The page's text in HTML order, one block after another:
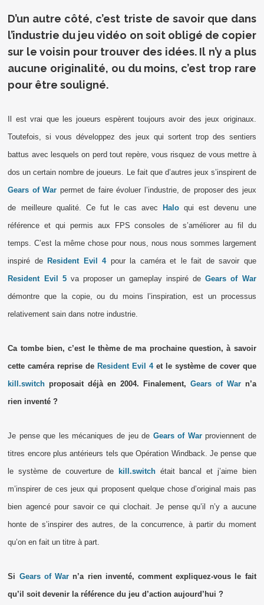
D’un autre côté, c’est triste de savoir que dans
l’industrie du jeu vidéo on soit obligé de copier
sur le voisin pour trouver des idées. Il n’y a plus
aucune originalité, ou du moins, c’est trop rare
pour être souligné.
Il est vrai que les joueurs espèrent toujours avoir des jeux originaux.
Toutefois, si vous développez des jeux qui sortent trop des sentiers
battus avec lesquels on perd tout repère, vous risquez de vous mettre à
dos un certain nombre de joueurs. Le fait que d’autres jeux s’inspirent de
Gears of War permet de faire évoluer l’industrie, de proposer des jeux
de meilleure qualité. Ce fut le cas avecHalo qui est devenu une
référence et qui permis aux FPS consoles de s’améliorer au fil du
temps. C’est la même chose pour nous, nous nous sommes largement
inspiré deResident Evil 4pour la caméra et le fait de savoir que
Resident Evil 5va proposer un gameplay inspiré deGears of War
démontre que la copie, ou du moins l’inspiration, est un processus
relativement sain dans notre industrie.
Ca tombe bien, c’est le thème de ma prochaine question, à savoir
cette caméra reprise deResident Evil 4et le système de cover que
kill.switch proposait déjà en 2004. Finalement, Gears of Warn’a
rien inventé ?
Je pense que les mécaniques de jeu de Gears of Warproviennent de
titres encore plus antérieurs tels que Opération Windback. Je pense que
le système de couverture de kill.switch était bancal et j’aime bien
m’inspirer de ces jeux qui proposent quelque chose d’original mais pas
bien agencé pour savoir ce qui clochait. Je pense qu’il n’y a aucune
honte de s’inspirer des autres, de la concurrence, à partir du moment
qu’on en fait un titre à part.
Si Gears of War n’a rien inventé, comment expliquez-vous le fait
qu’il soit devenir la référence du jeu d’action aujourd’hui ?